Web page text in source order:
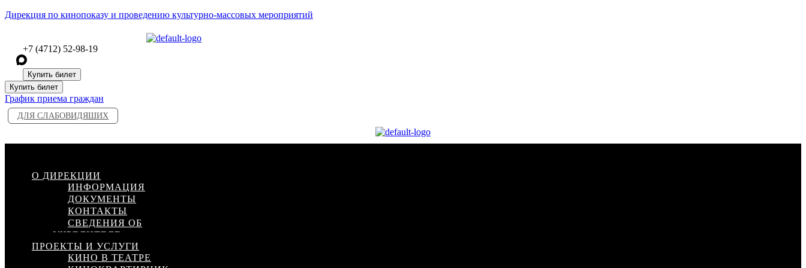
Дирекция по кинопоказу и проведению культурно-массовых мероприятий
+7 (4712) 52-98-19
Купить билет
Купить билет
График приема граждан
ДЛЯ СЛАБОВИДЯШИХ
О ДИРЕКЦИИ
ИНФОРМАЦИЯ
ДОКУМЕНТЫ
КОНТАКТЫ
СВЕДЕНИЯ ОБ
УЧРЕДИТЕЛЕ
ПРОЕКТЫ И УСЛУГИ
КИНО В ТЕАТРЕ